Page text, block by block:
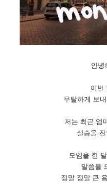
안녕
이번
무탈하게 보
저는 최근 엄
실습을
모임을 한
말씀을
정말 정말 큰